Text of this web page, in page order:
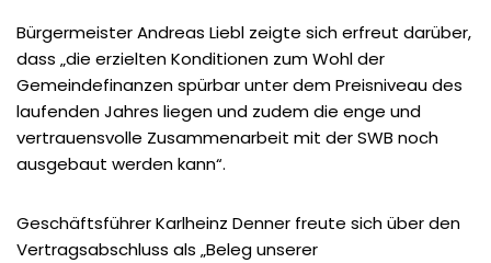
Bürgermeister Andreas Liebl zeigte sich erfreut darüber,
dass „die erzielten Konditionen zum Wohl der
Gemeindefinanzen spürbar unter dem Preisniveau des
laufenden Jahres liegen und zudem die enge und
vertrauensvolle Zusammenarbeit mit der SWB noch
ausgebaut werden kann“.
Geschäftsführer Karlheinz Denner freute sich über den
Vertragsabschluss als „Beleg unserer